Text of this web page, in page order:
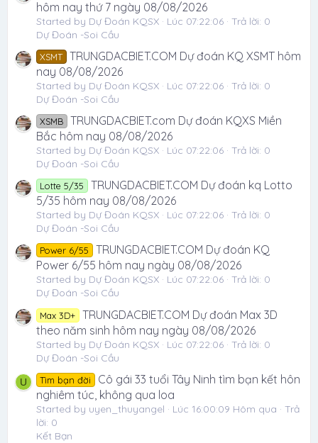
hôm nay thứ 7 ngày 08/08/2026
Started by Dự Đoán KQSX Lúc 07:22:06
Trả lời: 0
Dự Đoán -Soi Cầu
XSMT TRUNGDACBIET.COM Dự đoán KQ XSMT hôm
nay 08/08/2026
Started by Dự Đoán KQSX Lúc 07:22:06
Trả lời: 0
Dự Đoán -Soi Cầu
XSMB
TRUNGDACBIET.com Dự đoán KQXS Miền
Bắc hôm nay 08/08/2026
Started by Dự Đoán KQSX Lúc 07:22:06
Trả lời: 0
Dự Đoán -Soi Cầu
Lotte 5/35
TRUNGDACBIET.COM Dự đoán kq Lotto
5/35 hôm nay 08/08/2026
Started by Dự Đoán KQSX Lúc 07:22:06
Trả lời: 0
Dự Đoán -Soi Cầu
Power 6/55
TRUNGDACBIET.COM Dự đoán KQ
Power 6/55 hôm nay ngày 08/08/2026
Started by Dự Đoán KQSX Lúc 07:22:06
Trả lời: 0
Dự Đoán -Soi Cầu
Max 3D+
TRUNGDACBIET.COM Dự đoán Max 3D
theo năm sinh hôm nay ngày 08/08/2026
Started by Dự Đoán KQSX Lúc 07:22:06
Trả lời: 0
Dự Đoán -Soi Cầu
U Tìm bạn đời
Cô gái 33 tuổi Tây Ninh tìm bạn kết hôn
nghiêm túc, không qua loa
Started by uyen_thuyangel Lúc 16:00:09 Hôm qua
Trả
lời: 0
Kết Bạn